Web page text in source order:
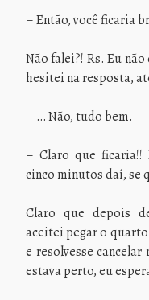
– Então, você ficaria
Não falei?! Rs. Eu
hesitei na resposta,
– … Não, tudo bem.
– Claro que ficaria!!
cinco minutos daí, se
Claro que depois
aceitei pegar o
e resolvesse cancelar
estava perto, eu